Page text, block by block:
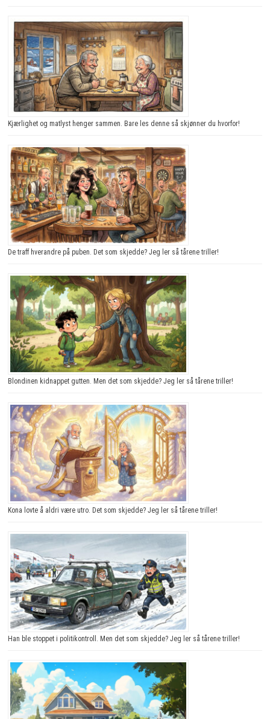
Kjærlighet og matlyst henger sammen. Bare les denne så skjønner du hvorfor!
De traff hverandre på puben. Det som skjedde? Jeg ler så tårene triller!
Blondinen kidnappet gutten. Men det som skjedde? Jeg ler så tårene triller!
Kona lovte å aldri være utro. Det som skjedde? Jeg ler så tårene triller!
Han ble stoppet i politikontroll. Men det som skjedde? Jeg ler så tårene triller!